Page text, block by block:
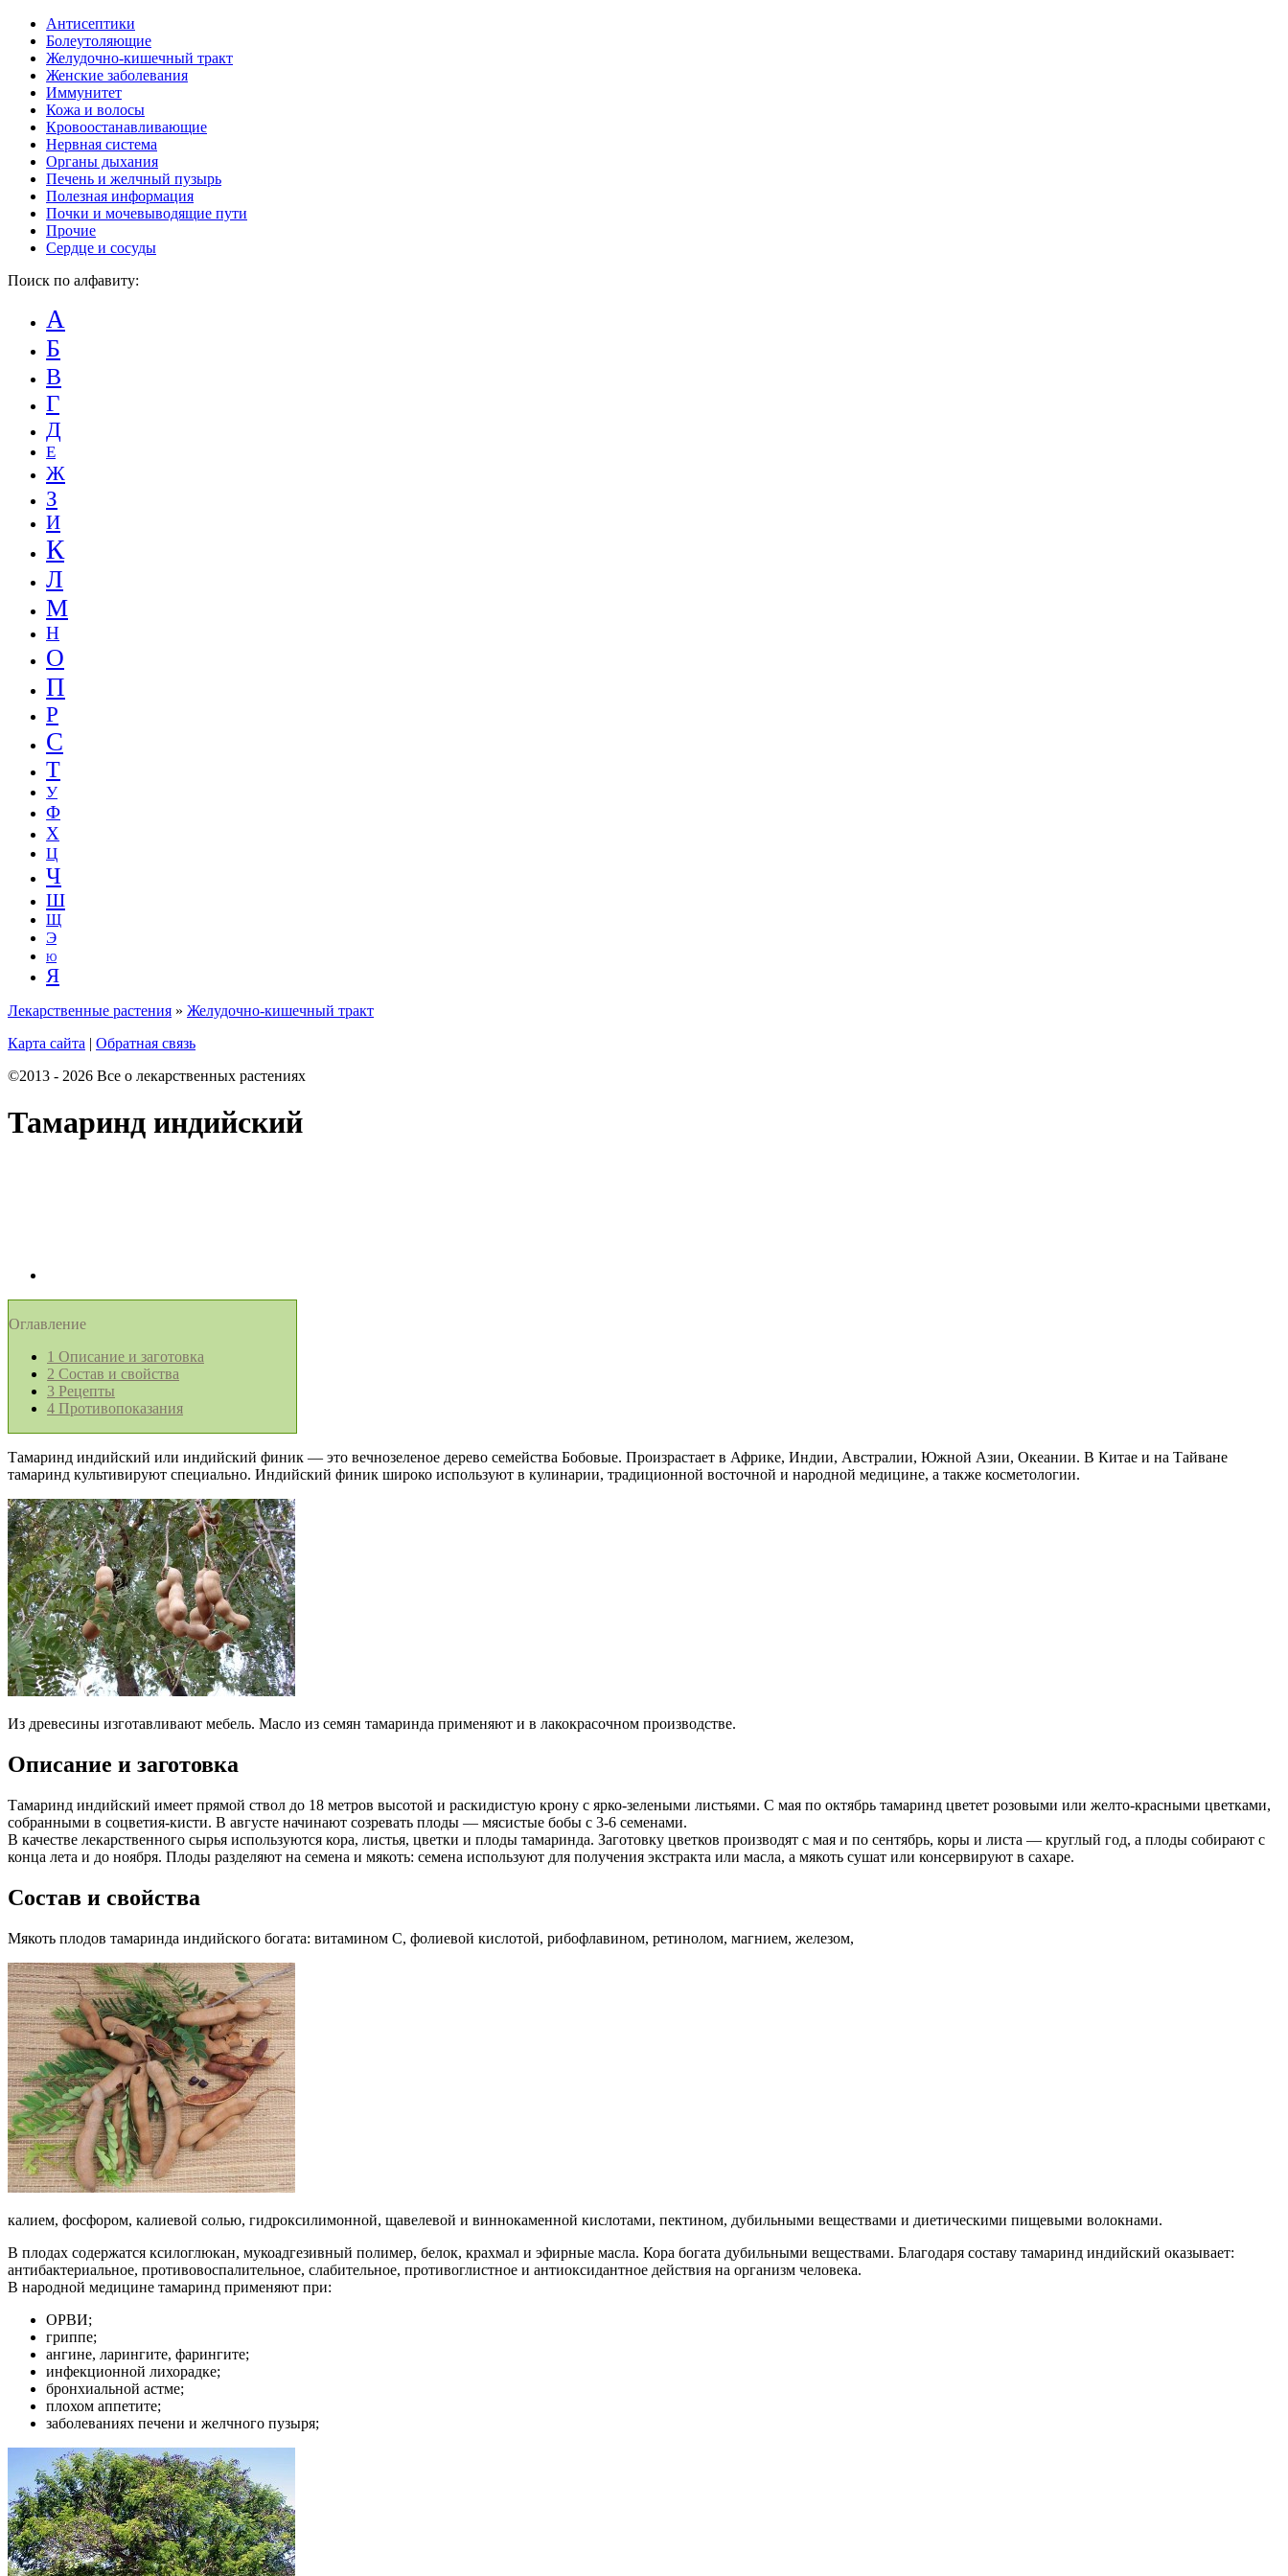
Антисептики
Болеутоляющие
Желудочно-кишечный тракт
Женские заболевания
Иммунитет
Кожа и волосы
Кровоостанавливающие
Нервная система
Органы дыхания
Печень и желчный пузырь
Полезная информация
Почки и мочевыводящие пути
Прочие
Сердце и сосуды
Поиск по алфавиту:
А
Б
В
Г
Д
Е
Ж
З
И
К
Л
М
Н
О
П
Р
С
Т
У
Ф
Х
Ц
Ч
Ш
Щ
Э
Ю
Я
Лекарственные растения » Желудочно-кишечный тракт
Карта сайта | Обратная связь
©2013 - 2026 Все о лекарственных растениях
Тамаринд индийский
Оглавление
1 Описание и заготовка
2 Состав и свойства
3 Рецепты
4 Противопоказания
Тамаринд индийский или индийский финик — это вечнозеленое дерево семейства Бобовые. Произрастает в Африке, Индии, Австралии, Южной Азии, Океании. В Китае и на Тайване
тамаринд культивируют специально. Индийский финик широко используют в кулинарии, традиционной восточной и народной медицине, а также косметологии.
Из древесины изготавливают мебель. Масло из семян тамаринда применяют и в лакокрасочном производстве.
Описание и заготовка
Тамаринд индийский имеет прямой ствол до 18 метров высотой и раскидистую крону с ярко-зелеными листьями. С мая по октябрь тамаринд цветет розовыми или желто-красными цветками,
собранными в соцветия-кисти. В августе начинают созревать плоды — мясистые бобы с 3-6 семенами.
В качестве лекарственного сырья используются кора, листья, цветки и плоды тамаринда. Заготовку цветков производят с мая и по сентябрь, коры и листа — круглый год, а плоды собирают с
конца лета и до ноября. Плоды разделяют на семена и мякоть: семена используют для получения экстракта или масла, а мякоть сушат или консервируют в сахаре.
Состав и свойства
Мякоть плодов тамаринда индийского богата: витамином C, фолиевой кислотой, рибофлавином, ретинолом, магнием, железом,
калием, фосфором, калиевой солью, гидроксилимонной, щавелевой и виннокаменной кислотами, пектином, дубильными веществами и диетическими пищевыми волокнами.
В плодах содержатся ксилоглюкан, мукоадгезивный полимер, белок, крахмал и эфирные масла. Кора богата дубильными веществами. Благодаря составу тамаринд индийский оказывает:
антибактериальное, противовоспалительное, слабительное, противоглистное и антиоксидантное действия на организм человека.
В народной медицине тамаринд применяют при:
ОРВИ;
гриппе;
ангине, ларингите, фарингите;
инфекционной лихорадке;
бронхиальной астме;
плохом аппетите;
заболеваниях печени и желчного пузыря;